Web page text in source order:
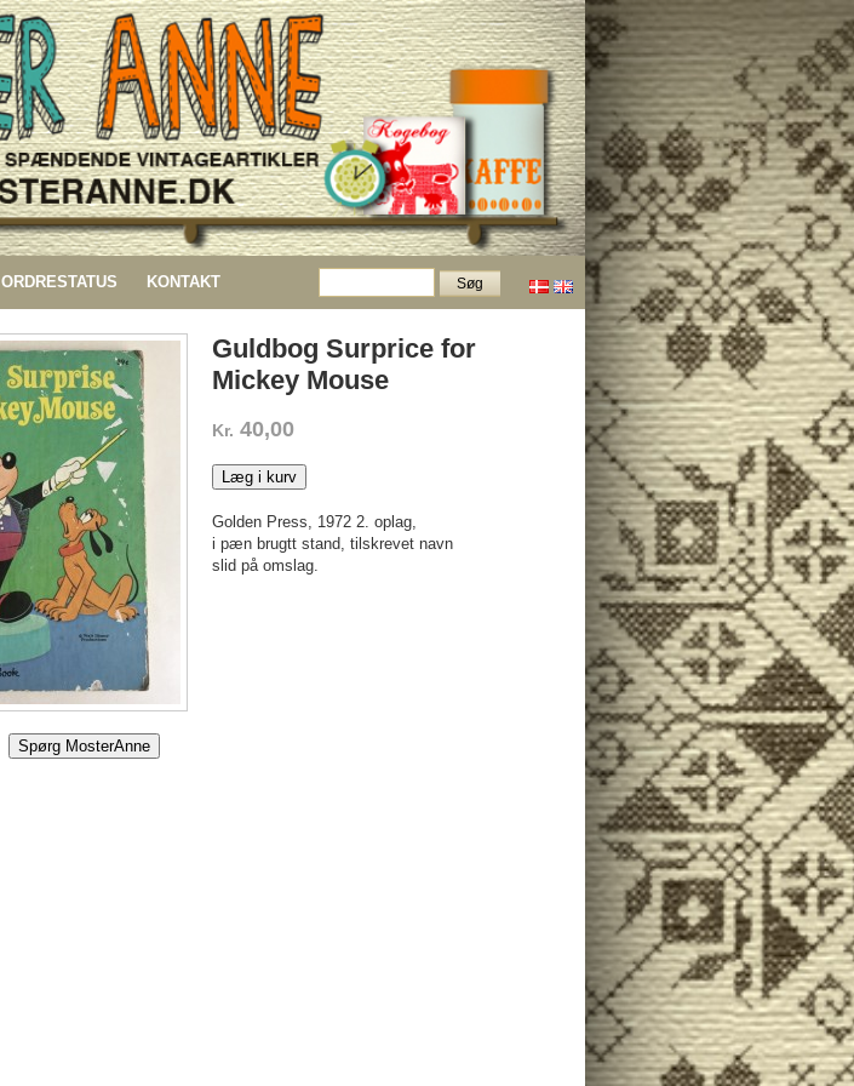
ORDRESTATUS KONTAKT
Guldbog Surprice for
Mickey Mouse
Kr. 40,00
Læg i kurv
Golden Press, 1972 2. oplag,
i pæn brugtt stand, tilskrevet navn
slid på omslag.
Spørg MosterAnne